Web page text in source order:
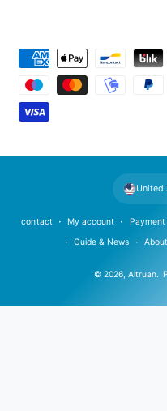
m
n
© 2026,Altruan.
contact My account
Guide & News